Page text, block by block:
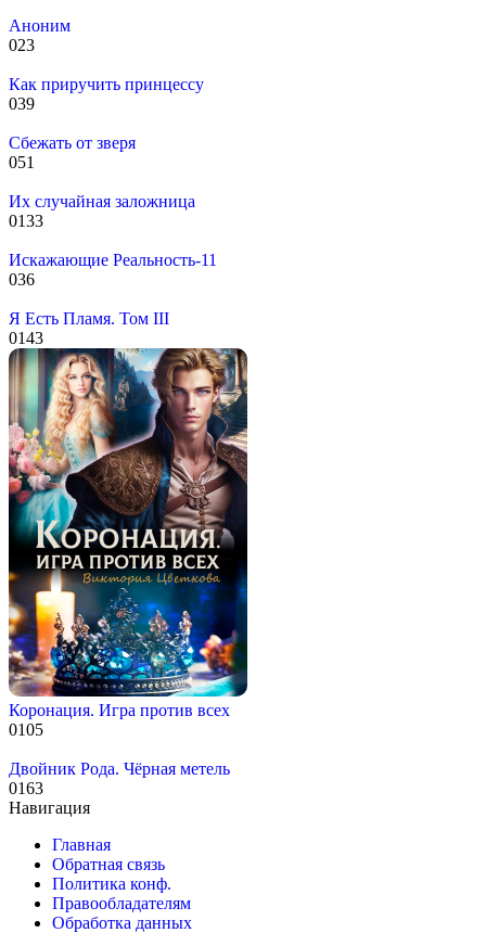
Аноним
023
Как приручить принцессу
039
Сбежать от зверя
051
Их случайная заложница
0133
Искажающие Реальность-11
036
Я Есть Пламя. Том III
0143
Коронация. Игра против всех
0105
Двойник Рода. Чёрная метель
0163
Навигация
Главная
Обратная связь
Политика конф.
Правообладателям
Обработка данных